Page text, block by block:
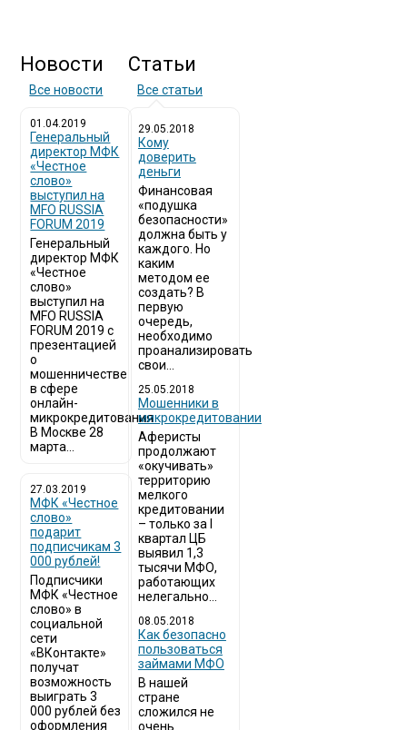
Новости
Все новости
01.04.2019
Генеральный
директор МФК
«Честное
слово»
выступил на
MFO RUSSIA
FORUM 2019
Генеральный
директор МФК
«Честное
слово»
выступил на
MFO RUSSIA
FORUM 2019 с
презентацией
о
мошенничестве
в сфере
онлайн-
микрокредитования
В Москве 28
марта...
27.03.2019
МФК «Честное
слово»
подарит
подписчикам 3
000 рублей!
Подписчики
МФК «Честное
слово» в
социальной
сети
«ВКонтакте»
получат
возможность
выиграть 3
000 рублей без
оформления
Статьи
Все статьи
29.05.2018
Кому
доверить
деньги
Финансовая
«подушка
безопасности»
должна быть у
каждого. Но
каким
методом ее
создать? В
первую
очередь,
необходимо
проанализировать
свои...
25.05.2018
Мошенники в
микрокредитовании
Аферисты
продолжают
«окучивать»
территорию
мелкого
кредитовании
– только за I
квартал ЦБ
выявил 1,3
тысячи МФО,
работающих
нелегально...
08.05.2018
Как безопасно
пользоваться
займами МФО
В нашей
стране
сложился не
очень